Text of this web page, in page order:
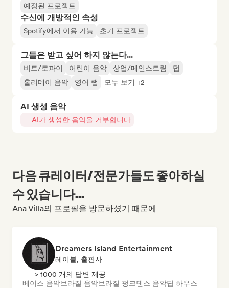
예정된 프로젝트
수신에 개방적인 속성
Spotify에서 이용 가능 초기 프로젝트
그들은 받고 싶어 하지 않는다...
비트/로파이 어린이 음악 상업/메인스트림
덥
홀리데이 음악
영어 랩 모두 보기 +2
AI 생성 음악
AI가 생성한 음악을 거부합니다
다음 큐레이터/전문가들도 좋아하실
수 있습니다...
Ana Villa의 프로필을 방문하셨기 때문에
Dreamers Island Entertainment
레이블, 출판사
> 1000 개의 답변 제공
베이스 음악브라질 음악브라질 펑크댄스 음악딥 하우스